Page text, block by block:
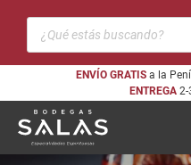
contenido
Búsqueda
de
productos
ENVÍO GRATIS a la
ENTREGA 2-